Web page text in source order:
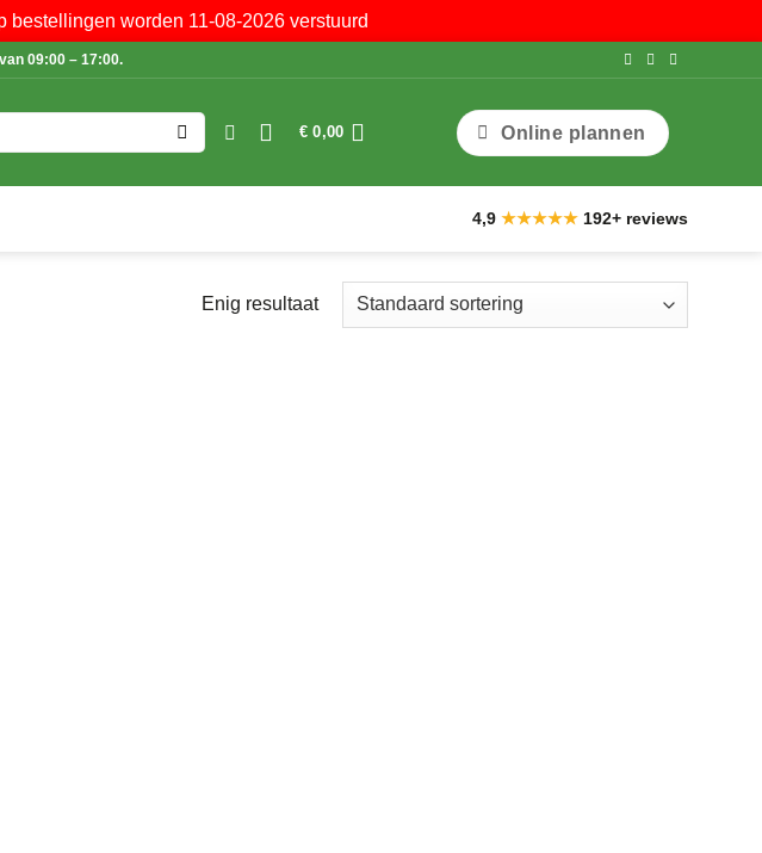
worden 11-08-2026 verstuurd
09:00 – 17:00.
€ 0,00 Online plannen
4,9 ★★★★★ 192+ reviews
Enig resultaat